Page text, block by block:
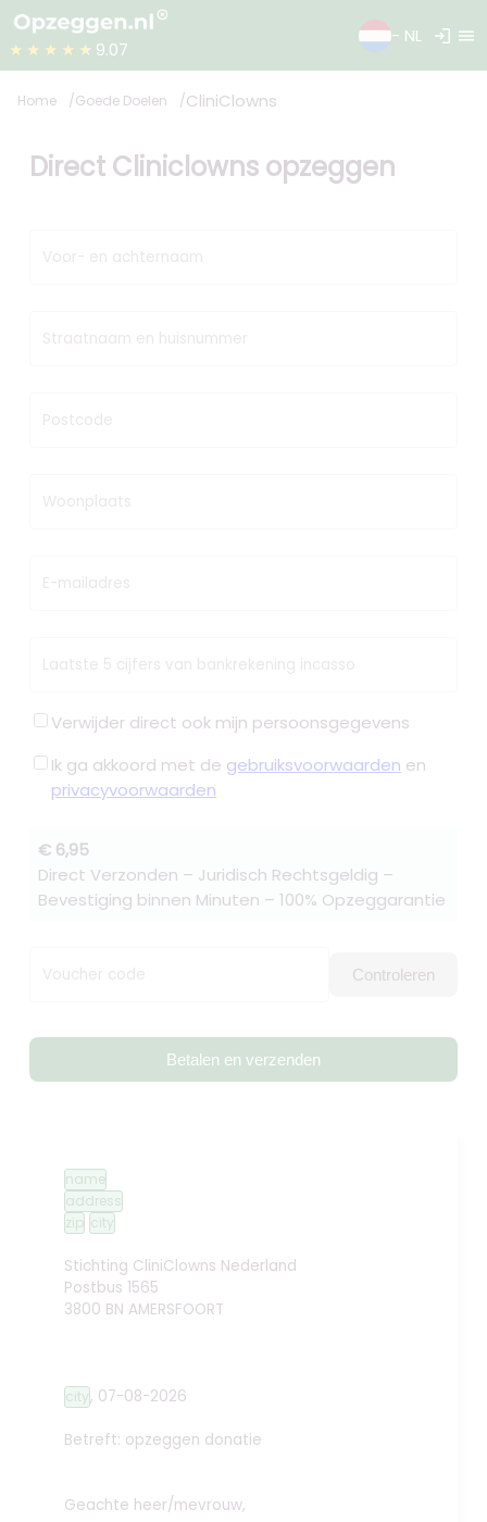
★★★★★ 9.07
- NL login menu
Home Goede Doelen CliniClowns
Direct Cliniclowns opzeggen
Voor- en achternaam
Straatnaam en huisnummer
Postcode
Woonplaats
E-mailadres
Laatste 5 cijfers van bankrekening incasso
Verwijder direct ook mijn persoonsgegevens
Ik ga akkoord met de gebruiksvoorwaarden en
privacyvoorwaarden
€ 6,95
Direct Verzonden – Juridisch Rechtsgeldig –
Bevestiging binnen Minuten – 100% Opzeggarantie
Voucher code Controleren
Betalen en verzenden
name
address
zip city
Stichting CliniClowns Nederland
Postbus 1565
3800 BN AMERSFOORT
city, 07-08-2026
Betreft: opzeggen donatie
Geachte heer/mevrouw,